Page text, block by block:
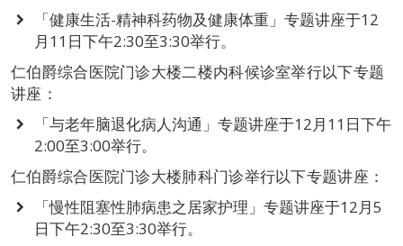
「健康生活-精神科药物及健康体重」专题讲座于12
月11日下午2:30至3:30举行。
仁伯爵综合医院门诊大楼二楼内科候诊室举行以下专题
讲座：
「与老年脑退化病人沟通」专题讲座于12月11日下午
2:00至3:00举行。
仁伯爵综合医院门诊大楼肺科门诊举行以下专题讲座：
「慢性阻塞性肺病患之居家护理」专题讲座于12月5
日下午2:30至3:30举行。